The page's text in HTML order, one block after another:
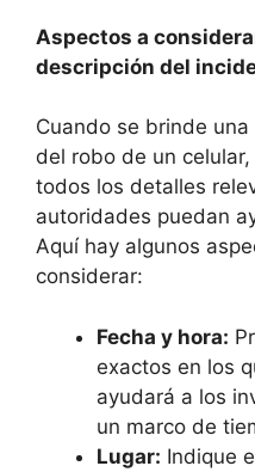
Aspectos⁣ a
descripción del
Cuando⁢ se brinde
del robo‍ de⁢ un
⁤todos los detalles
autoridades ⁢puedan
Aquí ⁣hay‌ algunos
considerar:
Fecha y hora:
exactos en los
ayudará‌ a los
un marco de⁢
Lugar: ‌Indique